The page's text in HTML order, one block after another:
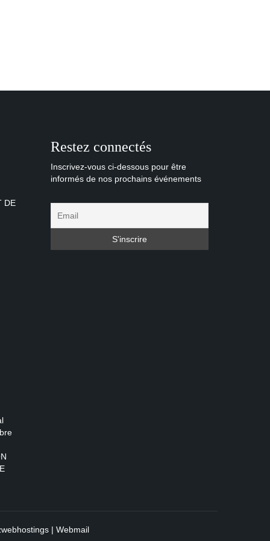
DE
Restez connectés
Inscrivez-vous ci-dessous pour être
informés de nos prochains événements
| Webmail